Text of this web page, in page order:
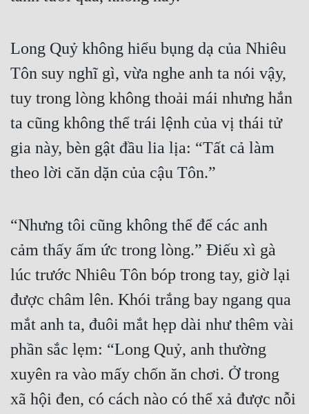
Long Quỷ không hiểu bụng dạ của Nhiêu
Tôn suy nghĩ gì, vừa nghe anh ta nói vậy,
tuy trong lòng không thoải mái nhưng hắn
ta cũng không thể trái lệnh của vị thái tử
gia này, bèn gật đầu lia lịa: “Tất cả làm
theo lời căn dặn của cậu Tôn.”
“Nhưng tôi cũng không thể để các anh
cảm thấy ấm ức trong lòng.” Điếu xì gà
lúc trước Nhiêu Tôn bóp trong tay, giờ lại
được châm lên. Khói trắng bay ngang qua
mắt anh ta, đuôi mắt hẹp dài như thêm vài
phần sắc lẹm: “Long Quỷ, anh thường
xuyên ra vào mấy chốn ăn chơi. Ở trong
xã hội đen, có cách nào có thể xả được nỗi